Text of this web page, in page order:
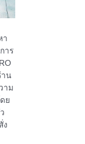
า
าร
าน
าม
ย
ง